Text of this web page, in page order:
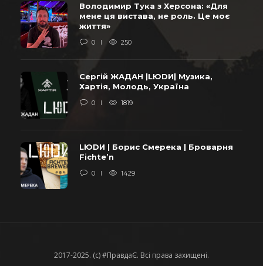
Володимир Тука з Херсона: «Для
мене ця вистава, не роль. Це моє
життя»
0 250
Сергій ЖАДАН |LЮDИ| Музика,
Хартія, Молодь, Україна
0 1819
LЮDИ | Борис Смерека | Броварня
Fichte’n
0 1429
2017-2025. (c) #ПравдаЄ. Всі права захищені.